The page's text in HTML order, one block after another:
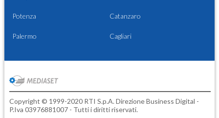
Potenza Catanzaro
Palermo Cagliari
Copyright © 1999-2020 RTI S.p.A. Direzione Business Digital -
P.Iva 03976881007 - Tutti i diritti riservati.